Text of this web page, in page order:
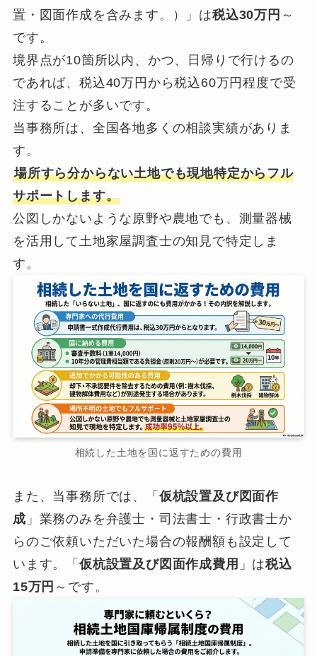
置・図面作成を含みます。）」は税込30万円 ～
です。
境界点が10箇所以内、かつ、日帰りで行けるの
であれば、税込40万円から税込60万円程度で受
注することが多いです。
当事務所は、全国各地多くの相談実績がありま
す。
場所すら分からない土地でも現地特定からフル
サポートします。
公図しかないような原野や農地でも、測量器械
を活用して土地家屋調査士の知見で特定しま
す。
相続した土地を国に返すための費用
また、当事務所では、「 仮杭設置及び図面作
成 」業務のみを弁護士・司法書士・行政書士か
らのご依頼いただいた場合の報酬額も設定して
います。「 仮杭設置及び図面作成費用 」は税込
15万円 ～です。